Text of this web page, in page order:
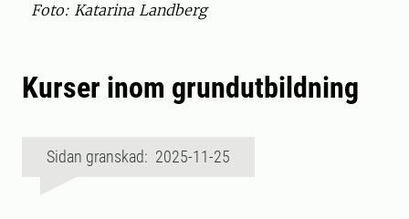
Foto: Katarina Landberg
Kurser inom grundutbildning
Sidan granskad: 2025-11-25